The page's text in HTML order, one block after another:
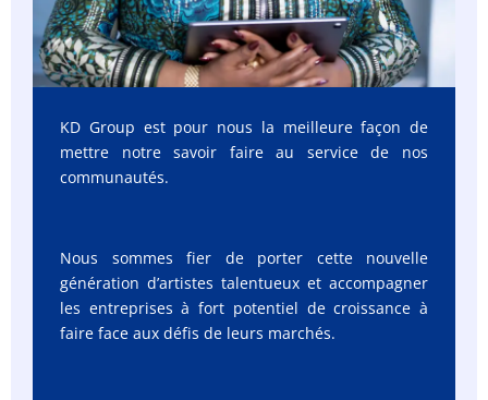
KD Group est pour nous la meilleure façon de
mettre notre savoir faire au service de nos
communautés.
Nous sommes fier de porter cette nouvelle
génération d’artistes talentueux et accompagner
les entreprises à fort potentiel de croissance à
faire face aux défis de leurs marchés.